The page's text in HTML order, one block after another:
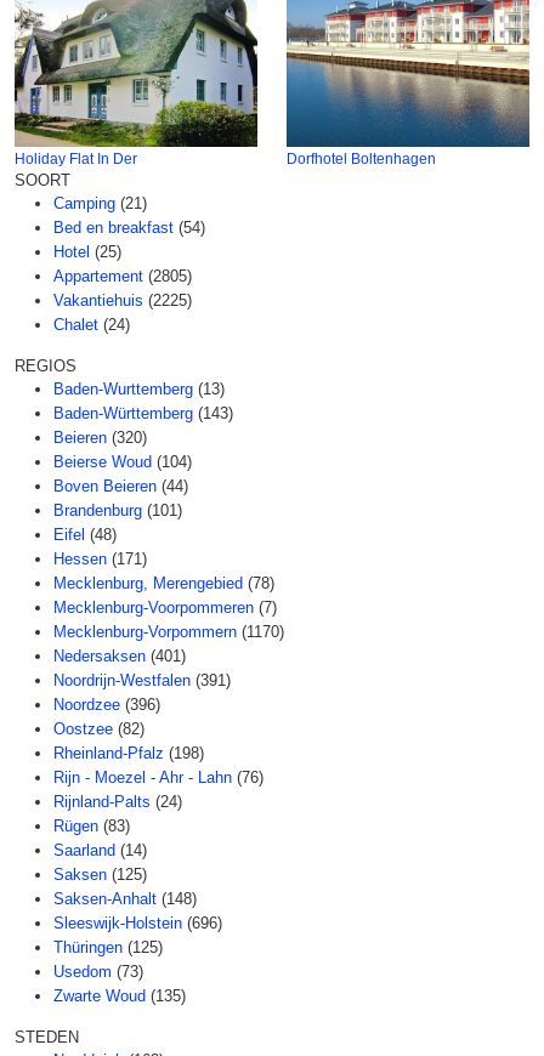
Holiday Flat In Der Dorfhotel Boltenhagen
SOORT
Camping (21)
Bed en breakfast (54)
Hotel (25)
Appartement (2805)
Vakantiehuis (2225)
Chalet (24)
REGIOS
Baden-Wurttemberg (13)
Baden-Württemberg (143)
Beieren (320)
Beierse Woud (104)
Boven Beieren (44)
Brandenburg (101)
Eifel (48)
Hessen (171)
Mecklenburg, Merengebied (78)
Mecklenburg-Voorpommeren (7)
Mecklenburg-Vorpommern (1170)
Nedersaksen (401)
Noordrijn-Westfalen (391)
Noordzee (396)
Oostzee (82)
Rheinland-Pfalz (198)
Rijn - Moezel - Ahr - Lahn (76)
Rijnland-Palts (24)
Rügen (83)
Saarland (14)
Saksen (125)
Saksen-Anhalt (148)
Sleeswijk-Holstein (696)
Thüringen (125)
Usedom (73)
Zwarte Woud (135)
STEDEN